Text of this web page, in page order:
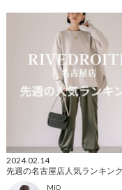
2024.02.14
先週の名古屋店人気ランキング
MIO